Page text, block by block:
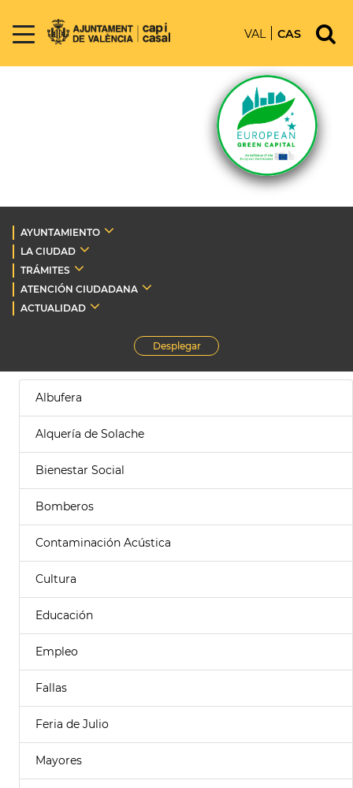
VAL CAS
AYUNTAMIENTO
LA CIUDAD
TRÁMITES
ATENCIÓN CIUDADANA
ACTUALIDAD
Desplegar
Albufera
Alquería de Solache
Bienestar Social
Bomberos
Contaminación Acústica
Cultura
Educación
Empleo
Fallas
Feria de Julio
Mayores